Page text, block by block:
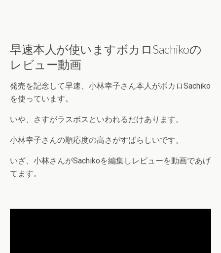
早速本人が使いますボカロSachikoの
レビュー動画
発売を記念して早速、小林幸子さん本人がボカロSachiko
を使っています。
いや、さすがラスボスといわれるだけあります。
小林幸子さんの順応度の高さがすばらしいです。
いざ、小林さんがSachikoを編集しレビューを動画であげ
てます。